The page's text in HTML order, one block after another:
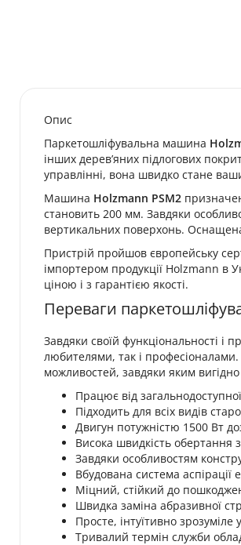
Опис
Паркетошліфувальна машина
інших дерев’яних підлогових
управлінні, вона швидко стане
Машина Holzmann PSM2
становить 200 мм. Завдяки
вертикальних поверхонь.
Пристрій пройшов європейську
імпортером продукції Holzmann в
ціною і з гарантією якості.
Переваги
Завдяки своїй функціональності і
любителями, так і
можливостей, завдяки яким
Працює від
Підходить для всіх видів
Двигун потужністю 1500 Вт
Висока швидкість обертання
Завдяки особливостям
Вбудована система
Міцний, стійкий до
Швидка заміна абразивної
Просте, інтуїтивно
Тривалий термін служби